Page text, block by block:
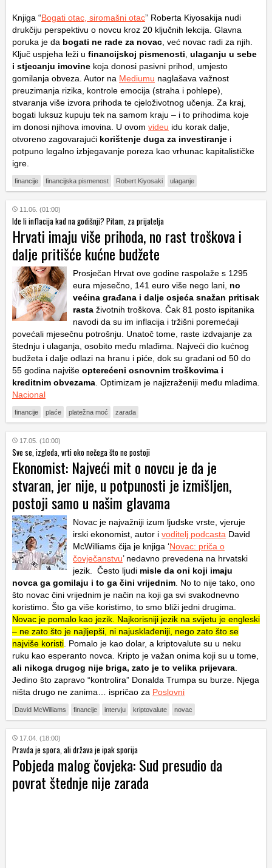
Knjiga “Bogati otac, siromašni otac” Roberta Kiyosakija nudi
drukčiju perspektivu o novcu kroz 20 ključnih lekcija. Glavna
poruka je da bogati ne rade za novac , već novac radi za njih.
Ključ uspjeha leži u financijskoj pismenosti ulaganju u sebe
i stjecanju imovine koja donosi pasivni prihod, umjesto
gomilanja obveza. Autor na Mediumu naglašava važnost
preuzimanja rizika, kontrole emocija (straha i pohlepe),
stvaranja više izvora prihoda te cjeloživotnog učenja. Za kraj,
bogati luksuz kupuju tek na samom kraju – i to prihodima koje
im donosi njihova imovina. U ovom videu idu korak dalje,
otvoreno zagovarajući korištenje duga za investiranje i
potpuno legalno izbjegavanje poreza kao vrhunac kapitalističke
igre.
financije financijska pismenost Robert Kiyosaki ulaganje
11.06. (01:00)
Ide li inflacija kad na godišnji? Pitam, za prijatelja
Hrvati imaju više prihoda, no rast troškova i
dalje pritišće kućne budžete
Prosječan Hrvat ove godine raspolaže s 1295
eura mjesečno, 141 euro više nego lani, no
većina građana i dalje osjeća snažan pritisak
rasta životnih troškova. Čak 81 posto ispitanika
navodi da su im inflacija i tržišni poremećaji
povećali mjesečnu potrošnju. Unatoč tome, raste izdvajanje za
štednju i ulaganja, osobito među mlađima. Najveći dio kućnog
budžeta i dalje odlazi na hranu i piće, dok su građani od 50 do
55 godina najviše opterećeni osnovnim troškovima i
kreditnim obvezama . Optimizam je najizraženiji među mladima.
Nacional
financije plaće platežna moć zarada
17.05. (10:00)
Sve se, izgleda, vrti oko nečega što ne postoji
Ekonomist: Najveći mit o novcu je da je
stvaran, jer nije, u potpunosti je izmišljen,
postoji samo u našim glavama
Novac je najvažniji izum ljudske vrste, vjeruje
irski ekonomist, autor i voditelj podcasta David
McWilliams čija je knjiga ‘Novac: priča o
čovječanstvu’ nedavno prevedena na hrvatski
jezik. Često ljudi misle da oni koji imaju
novca ga gomilaju i to ga čini vrijednim . No to nije tako, ono
što novac čini vrijednim je način na koji ga svi svakodnevno
koristimo. Što ga više koristimo, to smo bliži jedni drugima.
Novac je pomalo kao jezik. Najkorisniji jezik na svijetu je engleski
– ne zato što je najljepši, ni najusklađeniji, nego zato što se
najviše koristi . Pomalo je kao dolar, a kriptovalute su u neku
ruku kao esperanto novca. Kripto je važan onima koji su u tome,
ali nikoga drugog nije briga, zato je to velika prijevara
Jedino što zapravo “kontrolira” Donalda Trumpa su burze. Njega
ništa drugo ne zanima… ispričao za Poslovni
David McWilliams financije intervju kriptovalute novac
17.04. (18:00)
Pravda je spora, ali država je ipak sporija
Pobjeda malog čovjeka: Sud presudio da
povrat štednje nije zarada